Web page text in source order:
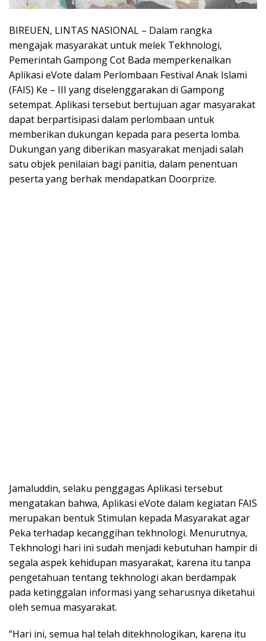
BIREUEN, LINTAS NASIONAL – Dalam rangka
mengajak masyarakat untuk melek Tekhnologi,
Pemerintah Gampong Cot Bada memperkenalkan
Aplikasi eVote dalam Perlombaan Festival Anak Islami
(FAIS) Ke – III yang diselenggarakan di Gampong
setempat. Aplikasi tersebut bertujuan agar masyarakat
dapat berpartisipasi dalam perlombaan untuk
memberikan dukungan kepada para peserta lomba.
Dukungan yang diberikan masyarakat menjadi salah
satu objek penilaian bagi panitia, dalam penentuan
peserta yang berhak mendapatkan Doorprize.
Jamaluddin, selaku penggagas Aplikasi tersebut
mengatakan bahwa, Aplikasi eVote dalam kegiatan FAIS
merupakan bentuk Stimulan kepada Masyarakat agar
Peka terhadap kecanggihan tekhnologi. Menurutnya,
Tekhnologi hari ini sudah menjadi kebutuhan hampir di
segala aspek kehidupan masyarakat, karena itu tanpa
pengetahuan tentang tekhnologi akan berdampak
pada ketinggalan informasi yang seharusnya diketahui
oleh semua masyarakat.
“Hari ini, semua hal telah ditekhnologikan, karena itu